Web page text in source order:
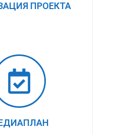
ПРОЕКТА